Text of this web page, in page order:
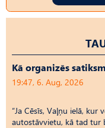
Kā organizēs
19:47, 6. Aug, 2026
“Ja Cēsīs, Vaļņu ielā, kur
autostāvvietu, kā tad tur